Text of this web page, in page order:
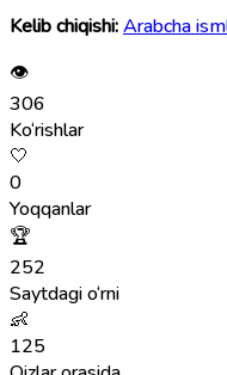
Kelib chiqishi:Arabcha
👁
306
Ko‘rishlar
🤍
0
Yoqqanlar
🏆
252
Saytdagi o‘rni
👶
125